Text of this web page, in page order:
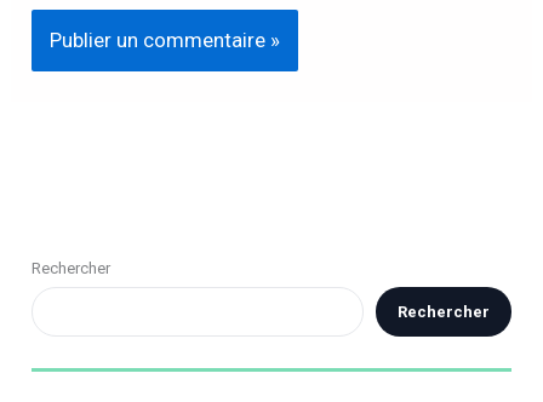
Rechercher
Rechercher